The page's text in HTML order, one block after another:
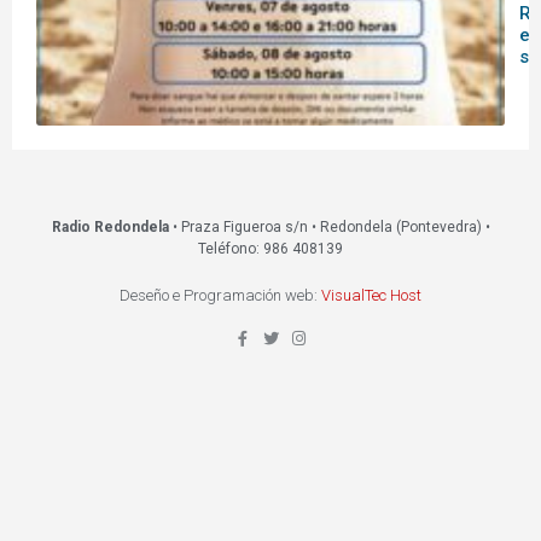
Radio Redondela• Praza Figueroa s/n • Redondela (Pontevedra) •
Teléfono: 986 408139
Deseño e Programación web: VisualTec Host